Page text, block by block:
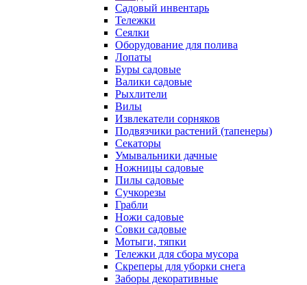
Садовый инвентарь
Тележки
Сеялки
Оборудование для полива
Лопаты
Буры садовые
Валики садовые
Рыхлители
Вилы
Извлекатели сорняков
Подвязчики растений (тапенеры)
Секаторы
Умывальники дачные
Ножницы садовые
Пилы садовые
Сучкорезы
Грабли
Ножи садовые
Совки садовые
Мотыги, тяпки
Тележки для сбора мусора
Скреперы для уборки снега
Заборы декоративные